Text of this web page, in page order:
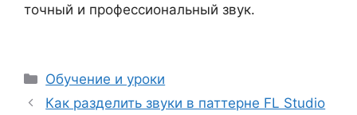
точный и профессиональный звук.
Рубрики
Обучение и уроки
Как разделить звуки в паттерне FL Studio